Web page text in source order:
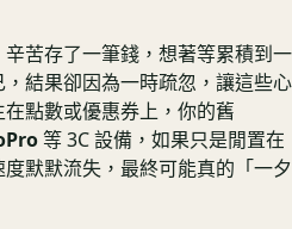
苦存了一筆錢，想著等累積到一
結果卻因為一時疏忽，讓這些心
點數或優惠券上，你的舊
等 3C 設備，如果只是閒置在
默默流失，最終可能真的「一夕